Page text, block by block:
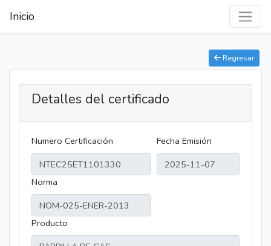
Inicio
Regresar
Detalles del certificado
Numero Certificación Fecha Emisión
Norma
Producto